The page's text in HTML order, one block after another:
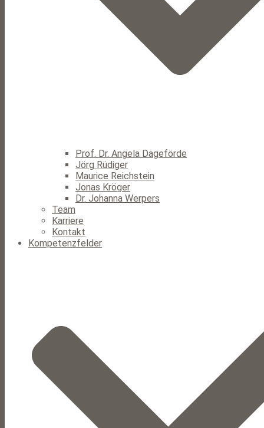
Prof. Dr. Angela Dageförde
Jörg Rüdiger
Maurice Reichstein
Jonas Kröger
Dr. Johanna Werpers
Team
Karriere
Kontakt
Kompetenzfelder